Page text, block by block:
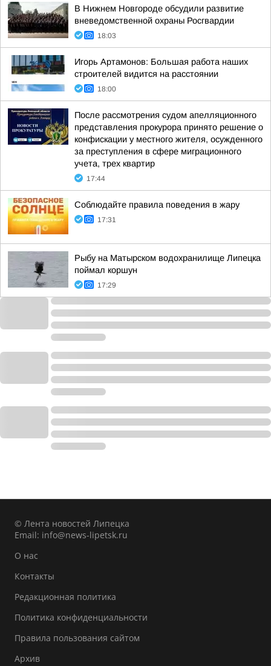
В Нижнем Новгороде обсудили развитие
вневедомственной охраны Росгвардии
18:03
Игорь Артамонов: Большая работа наших
строителей видится на расстоянии
18:00
После рассмотрения судом апелляционного
представления прокурора принято решение о
конфискации у местного жителя, осужденного
за преступления в сфере миграционного
учета, трех квартир
17:44
Соблюдайте правила поведения в жару
17:31
Рыбу на Матырском водохранилище Липецка
поймал коршун
17:29
© Лента новостей Липецка
Email: info@news-lipetsk.ru
О нас
Контакты
Редакционная политика
Политика конфиденциальности
Правила пользования сайтом
Архив